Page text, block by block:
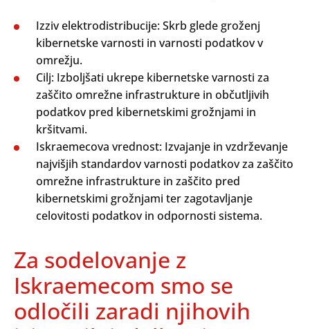
Izziv elektrodistribucije: Skrb glede groženj
kibernetske varnosti in varnosti podatkov v
omrežju.
Cilj: Izboljšati ukrepe kibernetske varnosti za
zaščito omrežne infrastrukture in občutljivih
podatkov pred kibernetskimi grožnjami in
kršitvami.
Iskraemecova vrednost: Izvajanje in vzdrževanje
najvišjih standardov varnosti podatkov za zaščito
omrežne infrastrukture in zaščito pred
kibernetskimi grožnjami ter zagotavljanje
celovitosti podatkov in odpornosti sistema.
Za sodelovanje z
Iskraemecom smo se
odločili zaradi njihovih